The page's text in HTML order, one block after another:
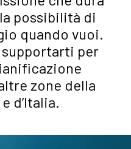
possibilità di
quando vuoi.
per
zone della
d’Italia.